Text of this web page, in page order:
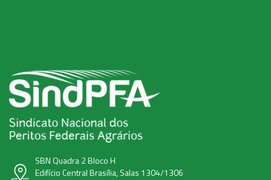
SBN Quadra 2 Bloco H
Edifício Central Brasília, Salas 1304/1306